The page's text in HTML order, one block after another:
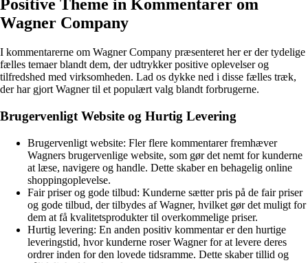
Positive Theme in Kommentarer om
Wagner Company
I kommentarerne om Wagner Company præsenteret her er der tydelige
fælles temaer blandt dem, der udtrykker positive oplevelser og
tilfredshed med virksomheden. Lad os dykke ned i disse fælles træk,
der har gjort Wagner til et populært valg blandt forbrugerne.
Brugervenligt Website og Hurtig Levering
Brugervenligt website: Fler flere kommentarer fremhæver
Wagners brugervenlige website, som gør det nemt for kunderne
at læse, navigere og handle. Dette skaber en behagelig online
shoppingoplevelse.
Fair priser og gode tilbud: Kunderne sætter pris på de fair priser
og gode tilbud, der tilbydes af Wagner, hvilket gør det muligt for
dem at få kvalitetsprodukter til overkommelige priser.
Hurtig levering: En anden positiv kommentar er den hurtige
leveringstid, hvor kunderne roser Wagner for at levere deres
ordrer inden for den lovede tidsramme. Dette skaber tillid og